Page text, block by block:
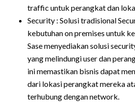
traffic untuk perangkat dan
Security : Solusi tradisional
kebutuhan on premises untuk
Sase menyediakan solusi
yang melindungi user dan
ini memastikan bisnis dapat
dari lokasi perangkat mereka
terhubung dengan network.